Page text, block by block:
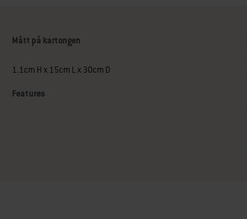
Mått på kartongen
1.1cm H x 15cm L x 30cm D
Features